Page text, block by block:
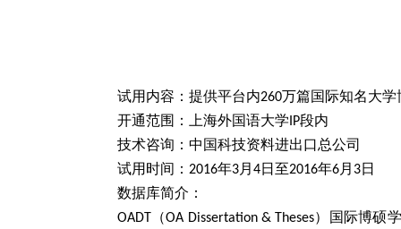
试用内容：提供平台内260万篇国际知名大
开通范围：上海外国语大学 IP段内
技术咨询：中国科技资料进出口总公司
试用时间： 2016年3月 4日至2016年6月 3日
数据库简介：
OADT （OA Dissertation & Theses）国际博硕